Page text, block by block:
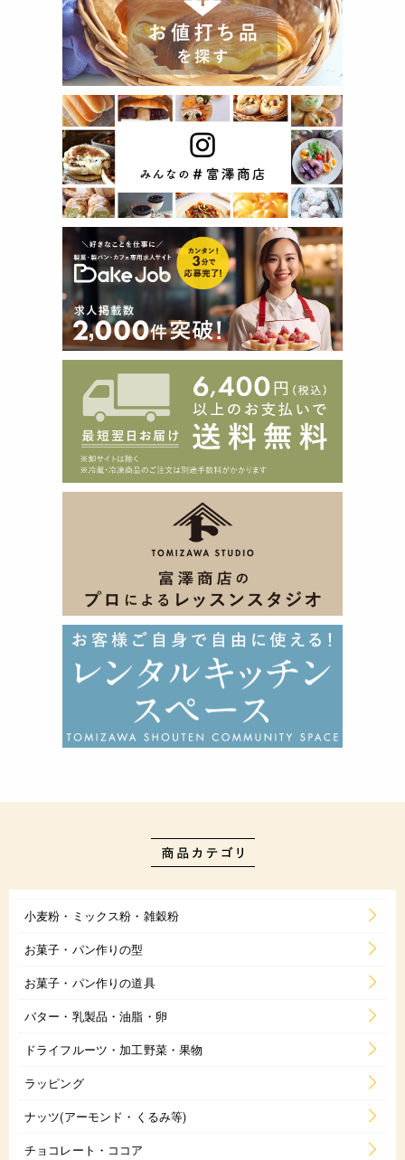
小麦粉・ミックス粉・雑穀粉
お菓子・パン作りの型
お菓子・パン作りの道具
バター・乳製品・油脂・卵
ドライフルーツ・加工野菜・果物
ラッピング
ナッツ(アーモンド・くるみ等)
チョコレート・ココア